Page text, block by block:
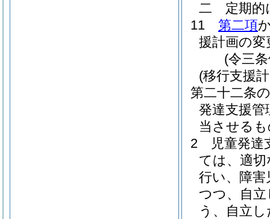
二
定期
11
第二項
援計画の
(令三
(移行支援
第二十二条
発達支援管
当させる
2
児童発
ては、適
行い、障
つつ、自
う、自立